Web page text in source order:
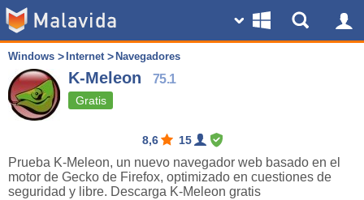
Windows Internet Navegadores
K-Meleon 75.1
Gratis
8,6 15
Prueba K-Meleon, un nuevo navegador web basado en el
motor de Gecko de Firefox, optimizado en cuestiones de
seguridad y libre. Descarga K-Meleon gratis